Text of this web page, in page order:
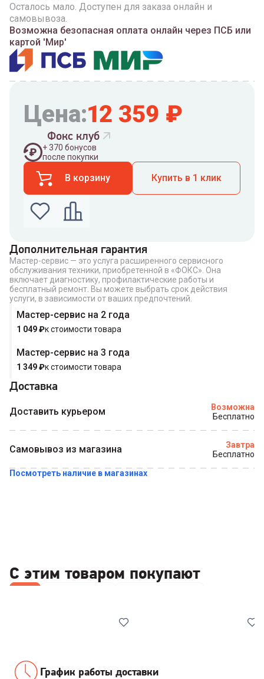
Осталось мало. Доступен для заказа онлайн и
самовывоза.
Возможна безопасная оплата онлайн через ПСБ или
картой 'Мир'
Цена:12 359 ₽
Фокс клуб
+370 бонусов
после покупки
В корзину Купить в 1 клик
Введите номер телефона по которому можно
связаться с вами
Номер телефона
Купить в 1 клик
Дополнительная гарантия
Мастер-сервис — это услуга расширенного сервисного
обслуживания техники, приобретенной в «ФОКС». Она
включает диагностику, профилактические работы и
бесплатный ремонт. Вы можете выбрать срок действия
услуги, в зависимости от ваших предпочтений.
Мастер-сервис на 2 года
1 049₽к стоимости товара
Мастер-сервис на 3 года
1 349₽к стоимости товара
Доставка
Доставить курьером
Возможна
Бесплатно
Самовывоз из магазина
Завтра
Бесплатно
Посмотреть наличие в магазинах
С этим товаром покупают
График работы доставки